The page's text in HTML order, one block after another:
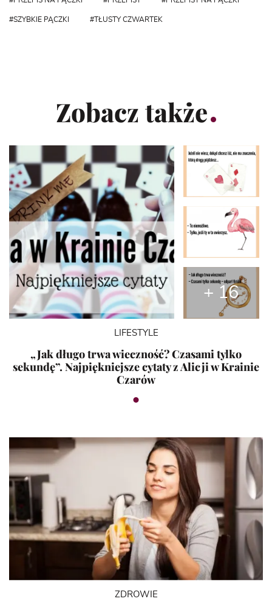
SZYBKIE PĄCZKI TŁUSTY CZWARTEK
Zobacz także
+ 16
LIFESTYLE
„Jak długo trwa wieczność? Czasami tylko
sekundę”. Najpiękniejsze cytaty z Alicji w Krainie
Czarów
ZDROWIE